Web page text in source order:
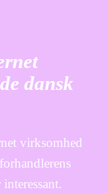
dansk
virksomhed